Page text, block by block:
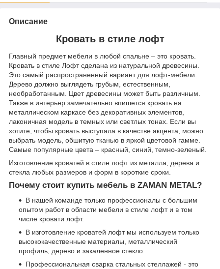
Описание
Кровать в стиле лофт
Главный предмет мебели в любой спальне – это кровать.
Кровать в стиле Лофт сделана из натуральной древесины.
Это самый распространенный вариант для лофт-мебели.
Дерево должно выглядеть грубым, естественным,
необработанным. Цвет древесины может быть различным.
Также в интерьер замечательно впишется кровать на
металлическом каркасе без декоративных элементов,
лаконичная модель в темных или светлых тонах. Если вы
хотите, чтобы кровать выступала в качестве акцента, можно
выбрать модель, обшитую тканью в яркой цветовой гамме.
Самые популярные цвета – красный, синий, темно-зеленый.
Изготовление кроватей в стиле лофт из металла, дерева и
стекла любых размеров и форм в короткие сроки.
Почему стоит купить мебель в ZAMAN METAL?
В нашей команде только профессионалы с большим
опытом работ в области мебели в стиле лофт и в том
числе кровати лофт.
В изготовление кроватей лофт мы используем только
высококачественные материалы, металлический
профиль, дерево и закаленное стекло.
Профессиональная сварка стальных стеллажей - это